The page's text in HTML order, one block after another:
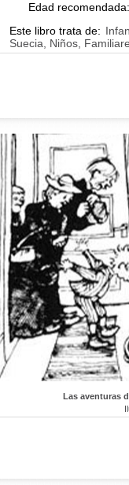
Edad recomendada:
Este libro trata de:
Suecia, Niños,
Las aventuras